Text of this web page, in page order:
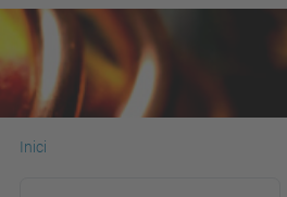
Inici